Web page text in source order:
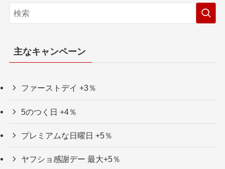
主なキャンペーン
ファーストデイ +3％
5のつく日 +4％
プレミアムな日曜日 +5％
ヤフショ感謝デー 最大+5％